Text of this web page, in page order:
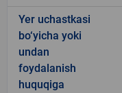
Yer uchastkasi
bo‘yicha yoki
undan
foydalanish
huquqiga